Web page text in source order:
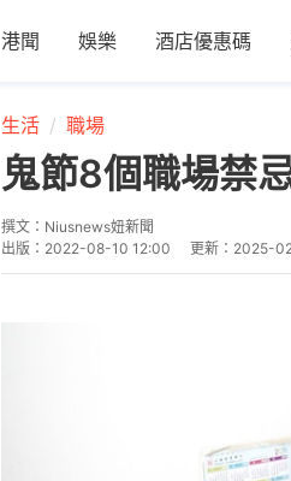
港聞 娛樂 酒店優惠碼
生活 職場
鬼節8個職場禁
撰文： Niusnews妞新聞
出版： 2022-08-10 12:00 更新： 2025-